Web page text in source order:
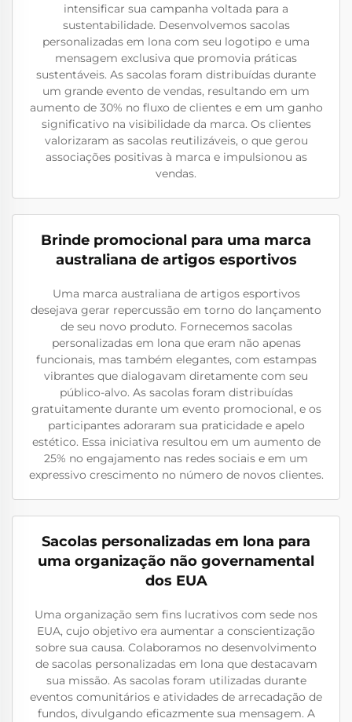
intensificar sua campanha voltada para a
sustentabilidade. Desenvolvemos sacolas
personalizadas em lona com seu logotipo e uma
mensagem exclusiva que promovia práticas
sustentáveis. As sacolas foram distribuídas durante
um grande evento de vendas, resultando em um
aumento de 30% no fluxo de clientes e em um ganho
significativo na visibilidade da marca. Os clientes
valorizaram as sacolas reutilizáveis, o que gerou
associações positivas à marca e impulsionou as
vendas.
Brinde promocional para uma marca
australiana de artigos esportivos
Uma marca australiana de artigos esportivos
desejava gerar repercussão em torno do lançamento
de seu novo produto. Fornecemos sacolas
personalizadas em lona que eram não apenas
funcionais, mas também elegantes, com estampas
vibrantes que dialogavam diretamente com seu
público-alvo. As sacolas foram distribuídas
gratuitamente durante um evento promocional, e os
participantes adoraram sua praticidade e apelo
estético. Essa iniciativa resultou em um aumento de
25% no engajamento nas redes sociais e em um
expressivo crescimento no número de novos clientes.
Sacolas personalizadas em lona para
uma organização não governamental
dos EUA
Uma organização sem fins lucrativos com sede nos
EUA, cujo objetivo era aumentar a conscientização
sobre sua causa. Colaboramos no desenvolvimento
de sacolas personalizadas em lona que destacavam
sua missão. As sacolas foram utilizadas durante
eventos comunitários e atividades de arrecadação de
fundos, divulgando eficazmente sua mensagem. A